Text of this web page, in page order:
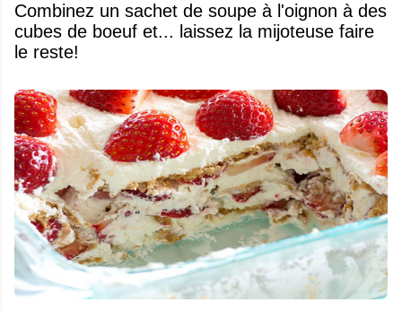
Combinez un sachet de soupe à l'oignon à des
cubes de boeuf et... laissez la mijoteuse faire
le reste!